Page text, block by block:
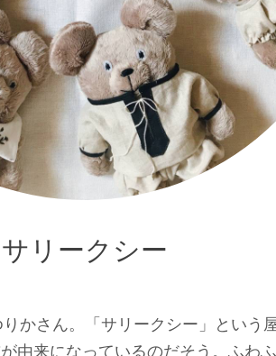
サリークシー
かさん。「サリークシー」という
由来になっているのだそう。ふわ